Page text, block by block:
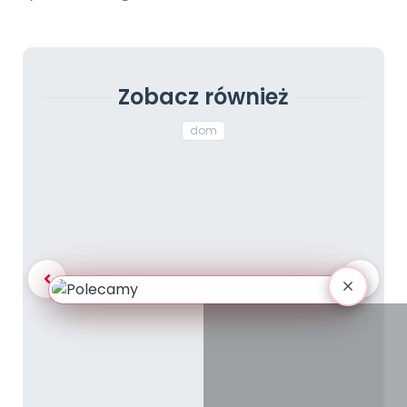
Zobacz również
dom